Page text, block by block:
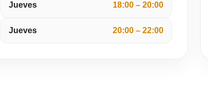
Jueves 18:00 – 20:00
Jueves 20:00 – 22:00